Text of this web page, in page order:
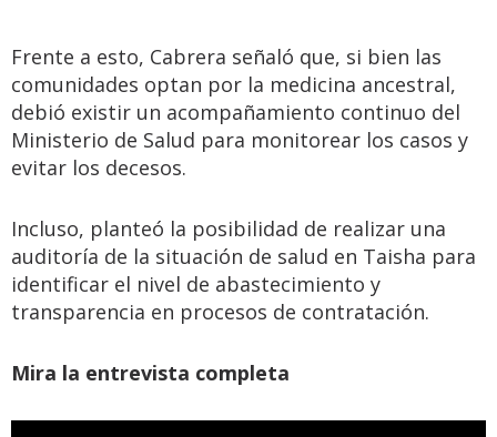
Frente a esto, Cabrera señaló que, si bien las
comunidades optan por la medicina ancestral,
debió existir un acompañamiento continuo del
Ministerio de Salud para monitorear los casos y
evitar los decesos.
Incluso, planteó la posibilidad de realizar una
auditoría de la situación de salud en Taisha para
identificar el nivel de abastecimiento y
transparencia en procesos de contratación.
Mira la entrevista completa